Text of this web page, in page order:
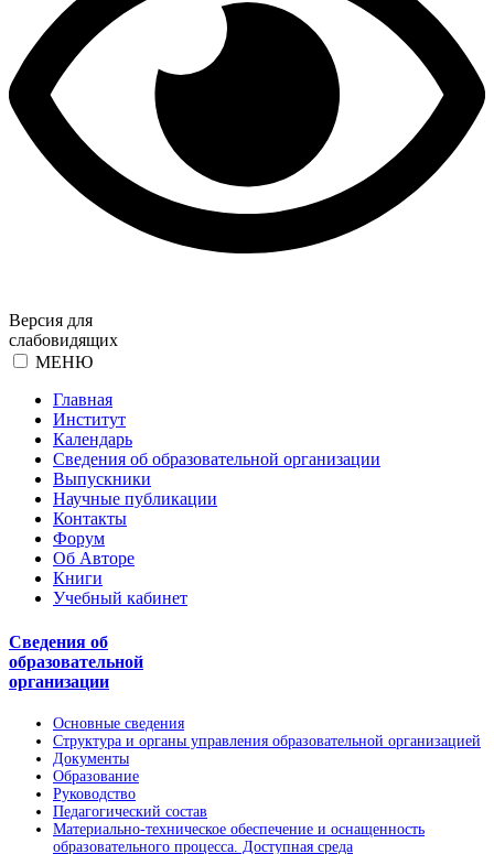
Версия для
слабовидящих
МЕНЮ
Главная
Институт
Календарь
Сведения об образовательной организации
Выпускники
Научные публикации
Контакты
Форум
Об Авторе
Книги
Учебный кабинет
Сведения об
образовательной
организации
Основные сведения
Структура и органы управления образовательной организацией
Документы
Образование
Руководство
Педагогический состав
Материально-техническое обеспечение и оснащенность
образовательного процесса. Доступная среда